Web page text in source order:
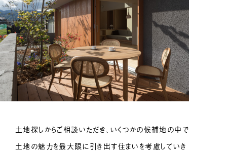
土地探しからご相談いただき、いくつかの候補地の中で
土地の魅力を最大限に引き出す住まいを考慮していき